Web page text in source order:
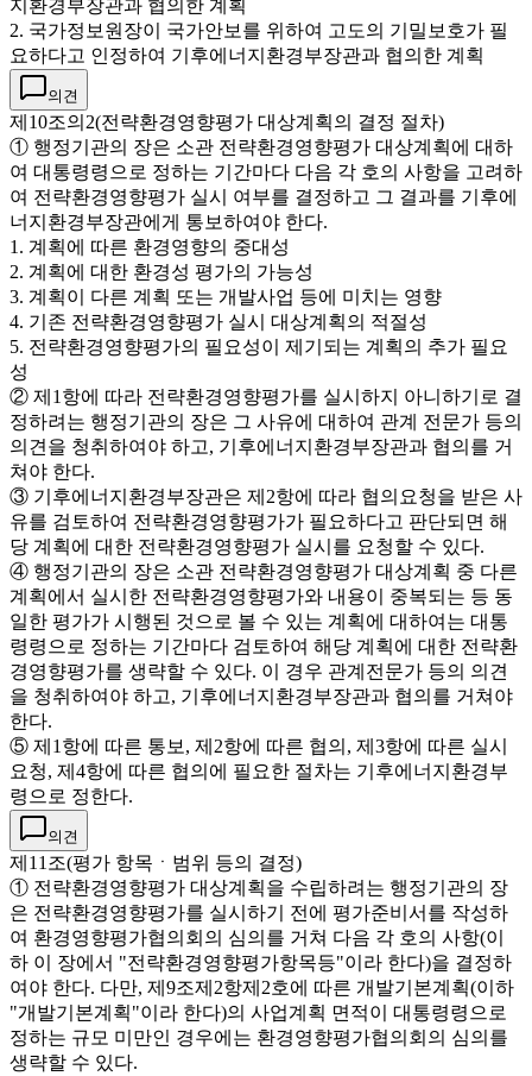
지환경부장관과 협의한 계획
2. 국가정보원장이 국가안보를 위하여 고도의 기밀보호가 필
요하다고 인정하여 기후에너지환경부장관과 협의한 계획
의견
제10조의2(전략환경영향평가 대상계획의 결정 절차)
① 행정기관의 장은 소관 전략환경영향평가 대상계획에 대하
여 대통령령으로 정하는 기간마다 다음 각 호의 사항을 고려하
여 전략환경영향평가 실시 여부를 결정하고 그 결과를 기후에
너지환경부장관에게 통보하여야 한다.
1. 계획에 따른 환경영향의 중대성
2. 계획에 대한 환경성 평가의 가능성
3. 계획이 다른 계획 또는 개발사업 등에 미치는 영향
4. 기존 전략환경영향평가 실시 대상계획의 적절성
5. 전략환경영향평가의 필요성이 제기되는 계획의 추가 필요
성
② 제1항에 따라 전략환경영향평가를 실시하지 아니하기로 결
정하려는 행정기관의 장은 그 사유에 대하여 관계 전문가 등의
의견을 청취하여야 하고, 기후에너지환경부장관과 협의를 거
쳐야 한다.
③ 기후에너지환경부장관은 제2항에 따라 협의요청을 받은 사
유를 검토하여 전략환경영향평가가 필요하다고 판단되면 해
당 계획에 대한 전략환경영향평가 실시를 요청할 수 있다.
④ 행정기관의 장은 소관 전략환경영향평가 대상계획 중 다른
계획에서 실시한 전략환경영향평가와 내용이 중복되는 등 동
일한 평가가 시행된 것으로 볼 수 있는 계획에 대하여는 대통
령령으로 정하는 기간마다 검토하여 해당 계획에 대한 전략환
경영향평가를 생략할 수 있다. 이 경우 관계전문가 등의 의견
을 청취하여야 하고, 기후에너지환경부장관과 협의를 거쳐야
한다.
⑤ 제1항에 따른 통보, 제2항에 따른 협의, 제3항에 따른 실시
요청, 제4항에 따른 협의에 필요한 절차는 기후에너지환경부
령으로 정한다.
의견
제11조(평가 항목ㆍ범위 등의 결정)
① 전략환경영향평가 대상계획을 수립하려는 행정기관의 장
은 전략환경영향평가를 실시하기 전에 평가준비서를 작성하
여 환경영향평가협의회의 심의를 거쳐 다음 각 호의 사항(이
하 이 장에서 "전략환경영향평가항목등"이라 한다)을 결정하
여야 한다. 다만, 제9조제2항제2호에 따른 개발기본계획(이하
"개발기본계획"이라 한다)의 사업계획 면적이 대통령령으로
정하는 규모 미만인 경우에는 환경영향평가협의회의 심의를
생략할 수 있다.